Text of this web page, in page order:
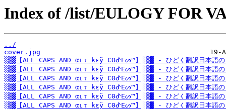
Index of /list/EULOGY FOR
../
cover.jpg
░▒▓【ALL CAPS AND αւτ kεÿ CΘᕸEᔕ™】░▒▓ - ひどく翻訳日本語
░▒▓【ALL CAPS AND αւτ kεÿ CΘᕸEᔕ™】░▒▓ - ひどく翻訳日本語
░▒▓【ALL CAPS AND αւτ kεÿ CΘᕸEᔕ™】░▒▓ - ひどく翻訳日本語
░▒▓【ALL CAPS AND αւτ kεÿ CΘᕸEᔕ™】░▒▓ - ひどく翻訳日本語
░▒▓【ALL CAPS AND αւτ kεÿ CΘᕸEᔕ™】░▒▓ - ひどく翻訳日本語
░▒▓【ALL CAPS AND αւτ kεÿ CΘᕸEᔕ™】░▒▓ - ひどく翻訳日本語